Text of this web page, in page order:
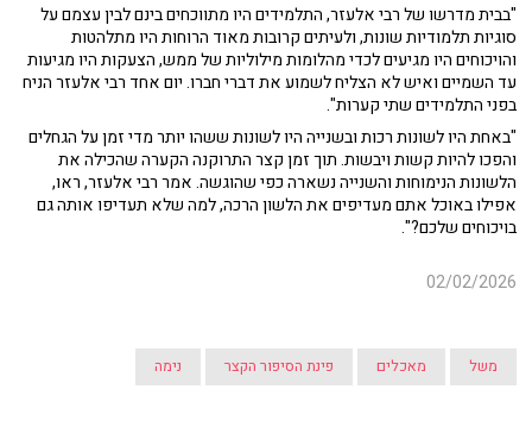
"בבית מדרשו של רבי אלעזר, התלמידים היו מתווכחים בינם לבין עצמם על
סוגיות תלמודיות שונות, ולעיתים קרובות מאוד הרוחות היו מתלהטות
והויכוחים היו מגיעים לכדי מהלומות מילוליות של ממש, הצעקות היו מגיעות
עד השמיים ואיש לא הצליח לשמוע את דברי חברו. יום אחד רבי אלעזר הניח
בפני התלמידים שתי קערות".
"באחת היו לשונות רכות ובשנייה היו לשונות ששהו יותר מדי זמן על הגחלים
והפכו להיות קשות ויבשות. תוך זמן קצר התרוקנה הקערה שהכילה את
הלשונות הנימוחות והשנייה נשארה כפי שהוגשה. אמר רבי אלעזר, ראו,
אפילו באוכל אתם מעדיפים את הלשון הרכה, למה שלא תעדיפו אותה גם
בויכוחים שלכם?".
02/02/2026
משל מאכלים פינת הסיפור הקצר נימה